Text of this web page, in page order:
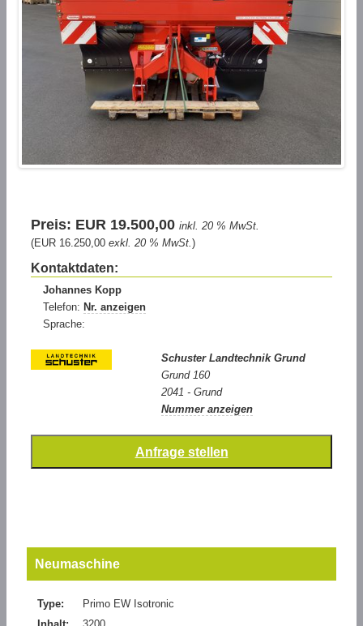
Preis: EUR 19.500,00 inkl. 20 % MwSt.
(EUR 16.250,00 exkl. 20 % MwSt. )
Kontaktdaten:
Johannes Kopp
Telefon: Nr. anzeigen
Sprache:
Schuster Landtechnik Grund
Grund 160
2041 - Grund
Nummer anzeigen
Neumaschine
Type:
Primo EW Isotronic
Inhalt:
3200